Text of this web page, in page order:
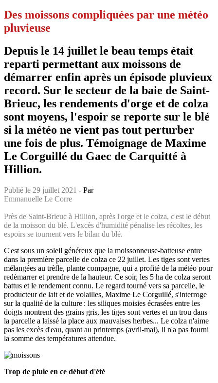
Des moissons compliquées par une météo
pluvieuse
Depuis le 14 juillet le beau temps était
reparti permettant aux moissons de
démarrer enfin après un épisode pluvieux
record. Sur le secteur de la baie de Saint-
Brieuc, les rendements d'orge et de colza
sont moyens, l'espoir se reporte sur le blé
si la météo ne vient pas tout perturber
une fois de plus. Témoignage de Maxime
Le Corguillé du Gaec de Carquitté à
Hillion.
Publié le 29 juillet 2021 - Par
Emmanuelle Le Corre
Près de Saint-Brieuc à Hillion, après l'orge et le colza, c'est le début
de la moisson du blé. L'excès d'humidité pénalise les récoltes, les
espoirs se tournent vers le bilan du blé.
C'est sous un soleil généreux que la moissonneuse-batteuse entre
dans la première parcelle de colza ce 22 juillet. Les tiges sont vertes
mélangées au trèfle, plante compagne, qui a profité de la météo pour
redémarrer et prendre de la hauteur. Ce soir, les 5 ha de colza seront
battus et le rendement connu. Le regard tourné vers sa parcelle, le
producteur de lait et de volailles, Maxime Le Corguillé, s'interroge
sur la qualité de la culture : les siliques moisies écrasées entre les
doigts montrent des grains gris, les tiges sont vertes et un trou dans
la parcelle a laissé la place aux mauvaises herbes... Le colza n'aime
pas les excès d'eau, quant au printemps (avril-mai), il n'a pas fourni
la somme des températures attendue.
Trop de pluie en ce début d'été